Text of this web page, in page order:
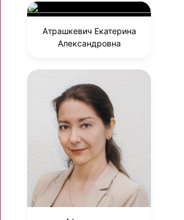
Атрашкевич Екатерина
Александровна